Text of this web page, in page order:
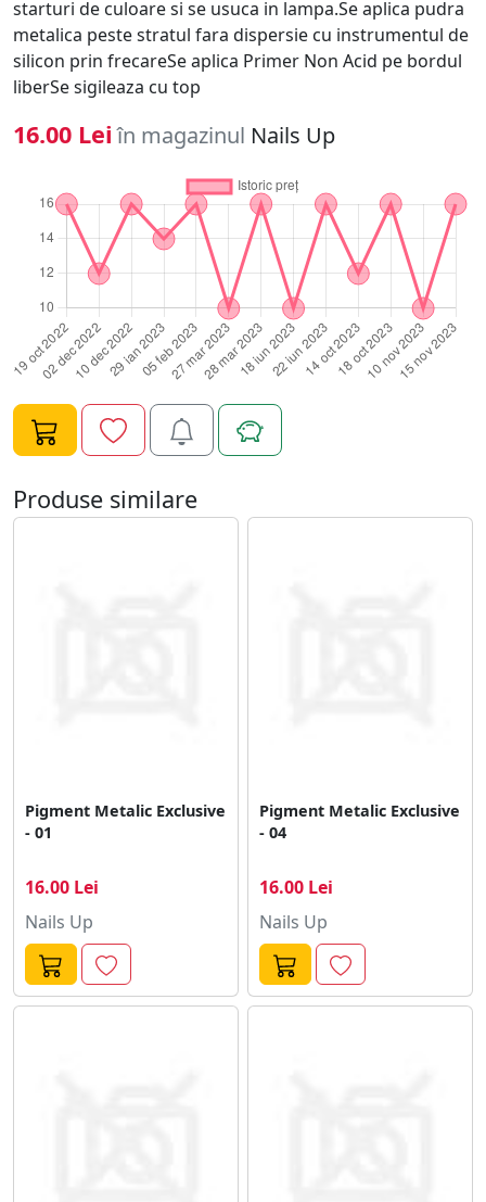
starturi de culoare si se usuca in lampa.Se aplica pudra
metalica peste stratul fara dispersie cu instrumentul de
silicon prin frecareSe aplica Primer Non Acid pe bordul
liberSe sigileaza cu top
16.00 Lei în magazinul Nails Up
Produse similare
Pigment Metalic Exclusive
- 01
16.00 Lei
Nails Up
Pigment Metalic Exclusive
- 04
16.00 Lei
Nails Up